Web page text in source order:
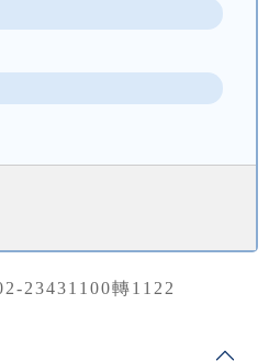
23431100轉1122